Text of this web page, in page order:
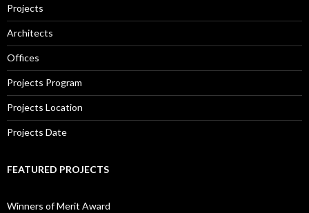
Projects
Architects
Offices
Projects Program
Projects Location
Projects Date
FEATURED PROJECTS
Winners of Merit Award